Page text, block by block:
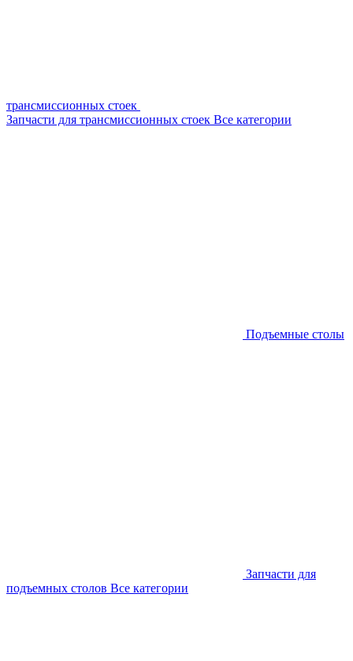
трансмиссионных стоек
Запчасти для трансмиссионных стоек Все категории
Подъемные столы
Запчасти для
подъемных столов Все категории